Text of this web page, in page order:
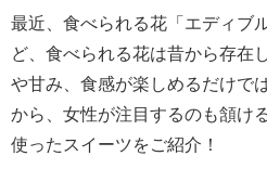
最近、食べられる花「エディブ
ど、食べられる花は昔から存在
や甘み、食感が楽しめるだけで
から、女性が注目するのも頷け
使ったスイーツをご紹介！